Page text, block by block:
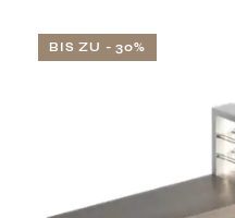
BIS ZU - 30%